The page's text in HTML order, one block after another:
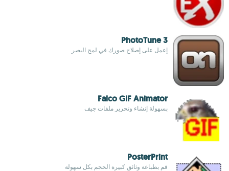
PhotoTune 3
إعمل على إصلاح صورك في لمح البصر
Falco GIF Animator
بسهولة إنشاء وتحرير ملفات جيف
PosterPrint
قم بطباعة وثائق كبيرة الحجم بكل سهولة